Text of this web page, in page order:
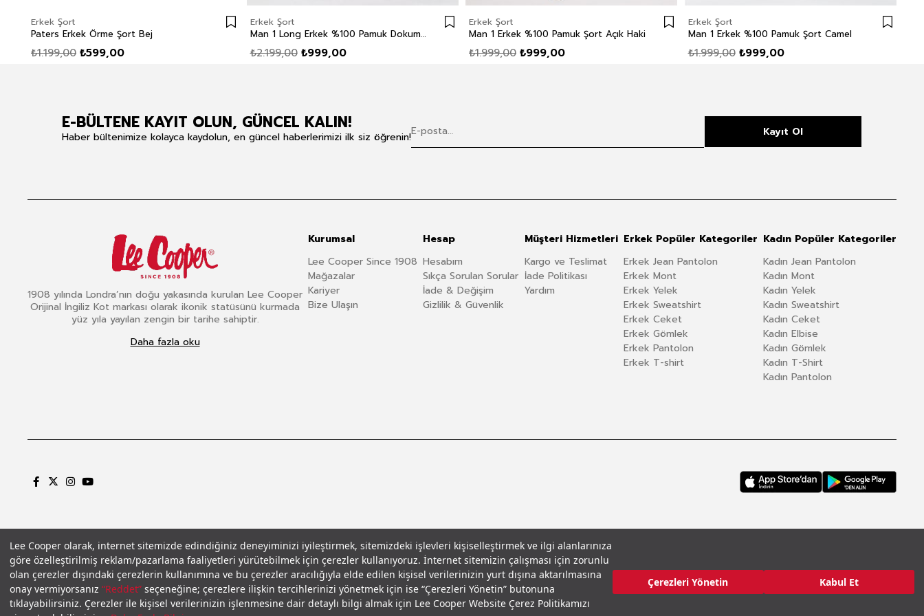
Lee Cooper olarak, internet sitemizde edindiğiniz deneyiminizi iyileştirmek, sitemizdeki işlevleri kişiselleştirmek ve ilgi alanlarınıza
göre özelleştirilmiş reklam/pazarlama faaliyetleri yürütebilmek için çerezler kullanıyoruz. İnternet sitemizin çalışması için zorunlu
olan çerezler dışındaki çerezlerin kullanımına ve bu çerezler aracılığıyla elde edilen kişisel verilerinizin yurt dışına aktarılmasına
onay vermiyorsanız “Reddet” seçeneğine; çerezlere ilişkin tercihlerinizi yönetmek için ise “Çerezleri Yönetin” butonuna
tıklayabilirsiniz. Çerezler ile kişisel verilerinizin işlenmesine dair detaylı bilgi almak için Lee Cooper Website Çerez Politikamızı
Çerezleri Yönetin Kabul Et
Erkek Şort
Paters Erkek Örme Şort Bej
₺599,00
₺1.199,00
Erkek Şort
Man 1 Long Erkek %100 Pamuk Dokuma Bermuda Taş
₺999,00
₺2.199,00
Erkek Şort
Man 1 Erkek %100 Pamuk Şort Açık Haki
₺999,00
₺1.999,00
Erkek Şort
Man 1 Erkek %100 Pamuk Şort Camel
₺999,00
₺1.999,00
E-BÜLTENE KAYIT OLUN, GÜNCEL KALIN!
Haber bültenimize kolayca kaydolun, en güncel haberlerimizi ilk siz öğrenin! Kayıt Ol
1908 yılında Londra’nın doğu yakasında kurulan Lee Cooper
Orijinal İngiliz Kot markası olarak ikonik statüsünü kurmada
yüz yıla yayılan zengin bir tarihe sahiptir.
Daha fazla oku
Kurumsal
Lee Cooper Since 1908
Mağazalar
Kariyer
Bize Ulaşın
Hesap
Hesabım
Sıkça Sorulan Sorular
İade & Değişim
Gizlilik & Güvenlik
Müşteri Hizmetleri
Kargo ve Teslimat
İade Politikası
Yardım
Erkek Popüler Kategoriler
Erkek Jean Pantolon
Erkek Mont
Erkek Yelek
Erkek Sweatshirt
Erkek Ceket
Erkek Gömlek
Erkek Pantolon
Erkek T-shirt
Kadın Popüler Kategoriler
Kadın Jean Pantolon
Kadın Mont
Kadın Yelek
Kadın Sweatshirt
Kadın Ceket
Kadın Elbise
Kadın Gömlek
Kadın T-Shirt
Kadın Pantolon
Gizlilik PolitikasıÇerez PolitikasıKVKK Aydınlatma MetniŞartlar ve Koşullar© 2026 Leecooper - Tüm Hakları Saklıdır.
Bishop 1 Erkek %100 Pamuk Şort Haki ₺999,00 ₺599,00 40